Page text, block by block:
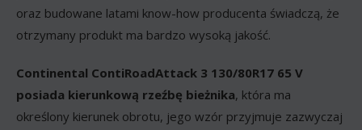
oraz budowane latami know-how producenta świadczą, że
otrzymany produkt ma bardzo wysoką jakość.
Continental ContiRoadAttack 3 130/80R17 65 V
posiada kierunkową rzeźbę bieżnika, która ma
określony kierunek obrotu, jego wzór przyjmuje zazwyczaj